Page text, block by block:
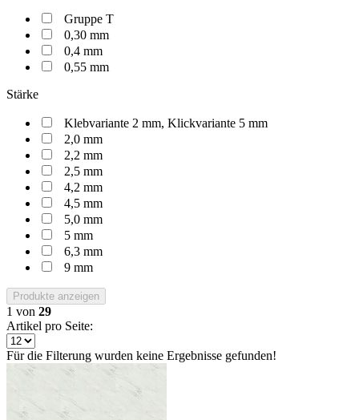
Gruppe T
0,30 mm
0,4 mm
0,55 mm
Stärke
Klebvariante 2 mm, Klickvariante 5 mm
2,0 mm
2,2 mm
2,5 mm
4,2 mm
4,5 mm
5,0 mm
5 mm
6,3 mm
9 mm
Produkte anzeigen
1 von 29
Artikel pro Seite:
Für die Filterung wurden keine Ergebnisse gefunden!